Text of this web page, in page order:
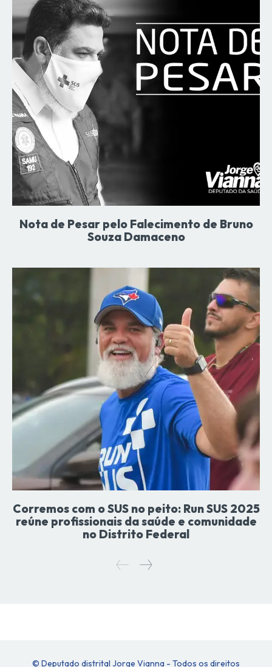
Nota de Pesar pelo Falecimento de Bruno
Souza Damaceno
Corremos com o SUS no peito: Run SUS 2025
reúne profissionais da saúde e comunidade
no Distrito Federal
© Deputado distrital Jorge Vianna - Todos os direitos